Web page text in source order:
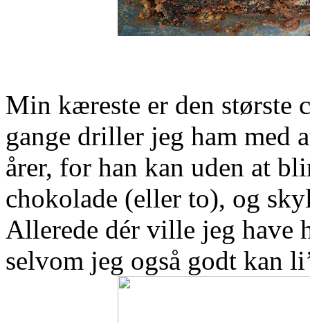
Min kæreste er den største
gange driller jeg ham med
årer, for han kan uden at
chokolade (eller to), og
Allerede dér ville jeg have
selvom jeg også godt kan